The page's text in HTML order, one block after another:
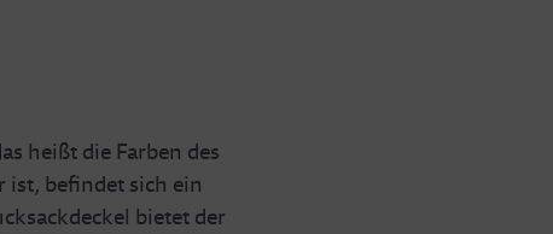
heißt die Farben des
ist, befindet sich ein
bietet der